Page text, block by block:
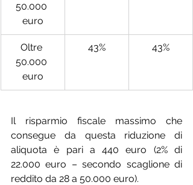
50.000
euro
Oltre
50.000
euro
43% 43%
Il risparmio fiscale massimo che
consegue da questa riduzione di
aliquota è pari a 440 euro (2% di
22.000 euro – secondo scaglione di
reddito da 28 a 50.000 euro).